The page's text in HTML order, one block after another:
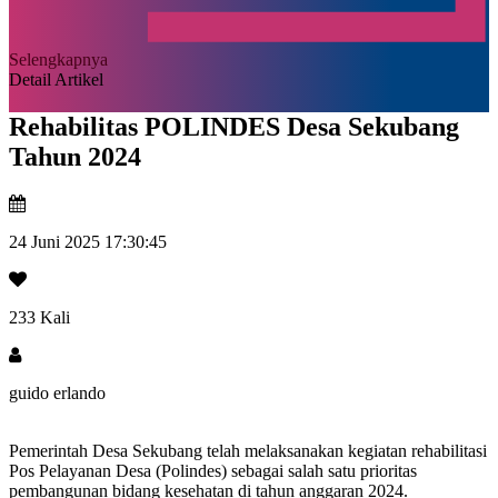
Selengkapnya
Detail Artikel
Rehabilitas POLINDES Desa Sekubang
Tahun 2024
24 Juni 2025 17:30:45
233 Kali
guido erlando
Pemerintah Desa Sekubang telah melaksanakan kegiatan rehabilitasi
Pos Pelayanan Desa (Polindes) sebagai salah satu prioritas
pembangunan bidang kesehatan di tahun anggaran 2024.